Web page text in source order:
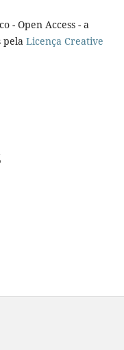
- Open Access - a
pela Licença Creative